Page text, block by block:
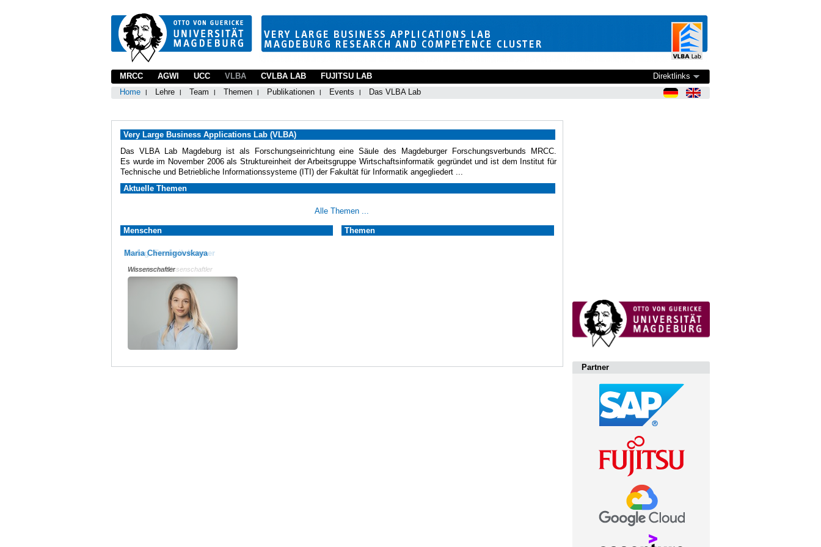
MRCC AGWI UCC
VLBA
Home
Lehre Team Themen Publikationen Events Das VLBA Lab
CVLBA LAB FUJITSU LAB Direktlinks
Very Large Business Applications Lab (VLBA)
Das VLBA Lab Magdeburg ist als Forschungseinrichtung eine Säule des Magdeburger Forschungsverbunds MRCC.
Es wurde im November 2006 als Struktureinheit der Arbeitsgruppe Wirtschaftsinformatik gegründet und ist dem Institut für
Technische und Betriebliche Informationssysteme (ITI) der Fakultät für Informatik angegliedert ...
Aktuelle Themen
Alle Themen ...
Menschen
Maria Chernigovskaya
Wissenschaftler
Dr.-Ing. Frederik Kramer
Assoziierter Wissenschaftler
Themen
Partner